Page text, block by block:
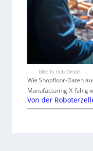
Bild: In.Hub GmbH
Wie Shopfloor-Daten
Manufacturing-X-fähig
Von der